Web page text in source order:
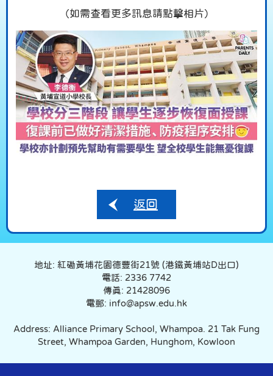
（如需查看更多訊息請點擊相片）
返回
地址: 紅磡黃埔花園德豐街21號 (港鐵黃埔站D出口)
電話: 2336 7742
傳真: 21428096
電郵: info@apsw.edu.hk
Address: Alliance Primary School, Whampoa. 21 Tak Fung
Street, Whampoa Garden, Hunghom, Kowloon